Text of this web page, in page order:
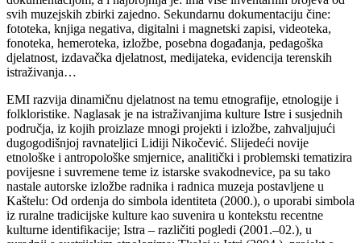
svih muzejskih zbirki zajedno. Sekundarnu dokumentaciju čine:
fototeka, knjiga negativa, digitalni i magnetski zapisi, videoteka,
fonoteka, hemeroteka, izložbe, posebna događanja, pedagoška
djelatnost, izdavačka djelatnost, medijateka, evidencija terenskih
istraživanja…
EMI razvija dinamičnu djelatnost na temu etnografije, etnologije i
folkloristike. Naglasak je na istraživanjima kulture Istre i susjednih
područja, iz kojih proizlaze mnogi projekti i izložbe, zahvaljujući
dugogodišnjoj ravnateljici Lidiji Nikočević. Slijedeći novije
etnološke i antropološke smjernice, analitički i problemski tematizira
povijesne i suvremene teme iz istarske svakodnevice, pa su tako
nastale autorske izložbe radnika i radnica muzeja postavljene u
Kaštelu: Od ordenja do simbola identiteta (2000.), o uporabi simbola
iz ruralne tradicijske kulture kao suvenira u kontekstu recentne
kulturne identifikacije; Istra – različiti pogledi (2001.–02.), u